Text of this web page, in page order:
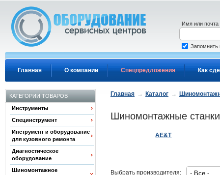
Главная О компании Спецпредложения Как
Имя или почта
Запомнить
КАТЕГОРИИ ТОВАРОВ
Инструменты
Специнструмент
Инструмент и оборудование
для кузовного ремонта
Диагностическое
оборудование
Шиномонтажное
Главная → Каталог →
Шиномонтажные
AE&T
Выбрать производителя: